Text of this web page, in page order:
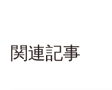
関連記事